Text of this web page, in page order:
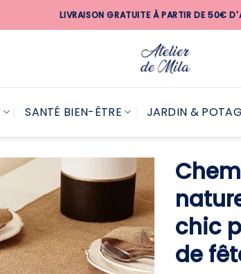
LIVRAISON GRATUITE À PARTIR DE 50€
SANTÉ BIEN-ÊTRE JARDIN &
chic
de